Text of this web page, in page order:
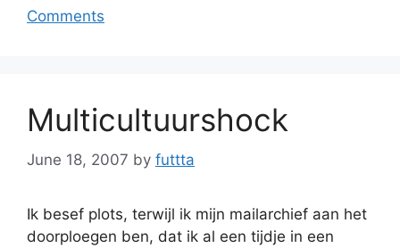
Comments
Multicultuurshock
June 18, 2007 by futtta
Ik besef plots, terwijl ik mijn mailarchief aan het
doorploegen ben, dat ik al een tijdje in een